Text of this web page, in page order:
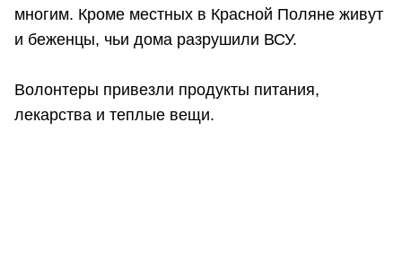
многим. Кроме местных в Красной Поляне живут
и беженцы, чьи дома разрушили ВСУ.
Волонтеры привезли продукты питания,
лекарства и теплые вещи.